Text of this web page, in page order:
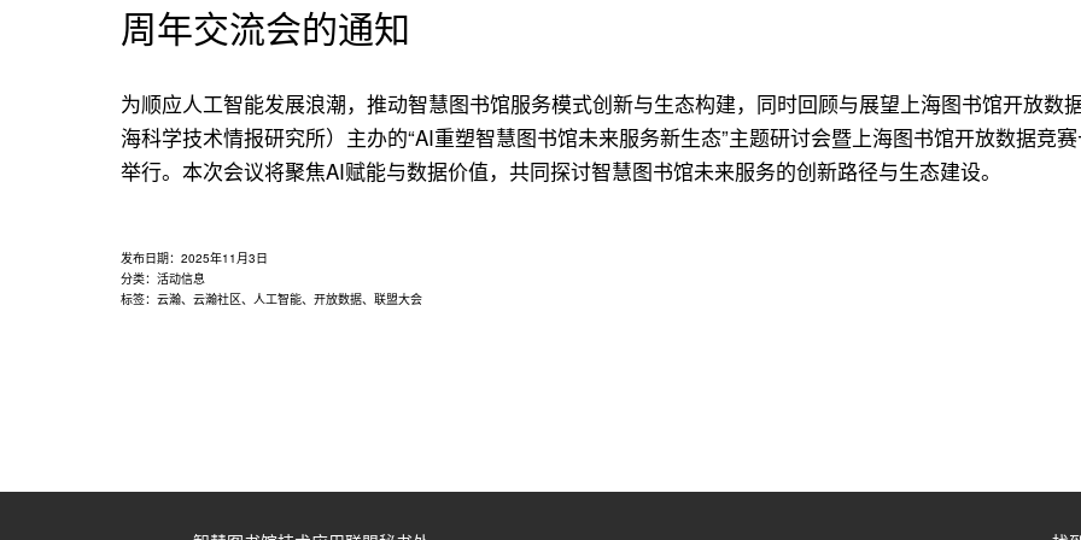
用
联
周年交流会的通知
为顺应人工智能发展浪潮，推动智慧图书馆服务模式创新与生态构建，同时回顾与展望上海图书馆开放数
海科学技术情报研究所）主办的“AI重塑智慧图书馆未来服务新生态”主题研讨会暨上海图书馆开放数据竞
举行。本次会议将聚焦AI赋能与数据价值，共同探讨智慧图书馆未来服务的创新路径与生态建设。
发布日期： 2025年11月3日
分类： 活动信息
标签： 云瀚、 云瀚社区、 人工智能、 开放数据、 联盟大会